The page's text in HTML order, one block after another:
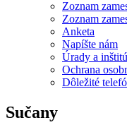
Zoznam
Zoznam
Anketa
Napíšte nám
Úrady a
Ochrana
Dôležité
Sučany